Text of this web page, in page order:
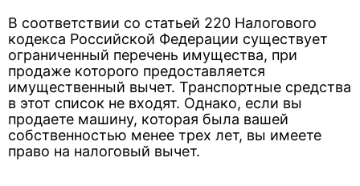
В соответствии со статьей 220 Налогового
кодекса Российской Федерации существует
ограниченный перечень имущества, при
продаже которого предоставляется
имущественный вычет. Транспортные средства
в этот список не входят. Однако, если вы
продаете машину, которая была вашей
собственностью менее трех лет, вы имеете
право на налоговый вычет.